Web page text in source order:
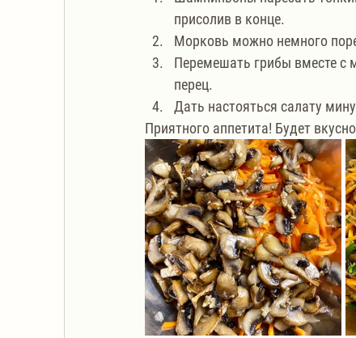
присолив в конце.
Морковь можно немного
Перемешать грибы вместе с
перец.
Дать настояться салату
Приятного аппетита! Будет